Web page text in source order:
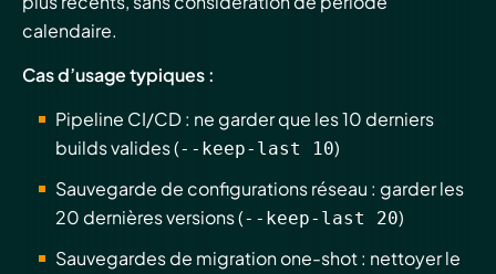
calendaire.
Cas d’usage typiques :
Pipeline CI/CD : ne garder que les 10 derniers
builds valides (--keep-last 10)
Sauvegarde de configurations réseau : garder les
20 dernières versions (--keep-last 20)
Sauvegardes de migration one-shot : nettoyer le